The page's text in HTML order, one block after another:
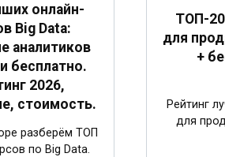
онлайн-
Big Data:
аналитиков
бесплатно.
2026,
стоимость.
разберём ТОП
по Big Data.
ТОП-20
для
+
Рейтинг
для